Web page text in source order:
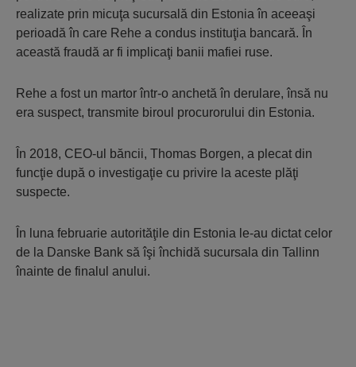
realizate prin micuţa sucursală din Estonia în aceeaşi
perioadă în care Rehe a condus instituţia bancară. În
această fraudă ar fi implicaţi banii mafiei ruse.
Rehe a fost un martor într-o anchetă în derulare, însă nu
era suspect, transmite biroul procurorului din Estonia.
În 2018, CEO-ul băncii, Thomas Borgen, a plecat din
funcţie după o investigaţie cu privire la aceste plăţi
suspecte.
În luna februarie autorităţile din Estonia le-au dictat celor
de la Danske Bank să îşi închidă sucursala din Tallinn
înainte de finalul anului.